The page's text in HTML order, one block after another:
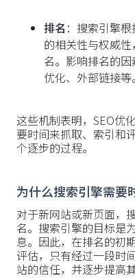
排名 ：搜索引擎
的相关性与权威
名。影响排名的
优化、外部链接等。
这些机制表明，SEO优
要时间来抓取、索引和
个逐步的过程。
为什么搜索引擎需要
对于新网站或新页面，
名。搜索引擎的目标是
息。因此，在排名的初
评估，只有经过一段时
站的信任，并逐步提高